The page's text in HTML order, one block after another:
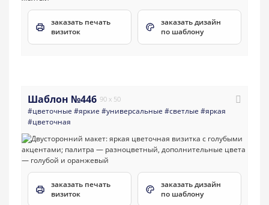
заказать печать
визиток
заказать дизайн
по шаблону
Шаблон №446 90 x 50
#цветочные #яркие #универсальные #светлые #яркая
#цветочная
заказать печать
визиток
заказать дизайн
по шаблону